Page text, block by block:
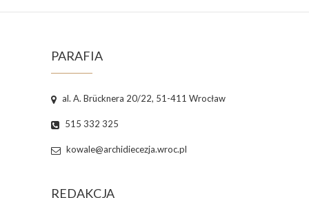
PARAFIA
al. A. Brücknera 20/22, 51-411 Wrocław
515 332 325
kowale@archidiecezja.wroc.pl
REDAKCJA